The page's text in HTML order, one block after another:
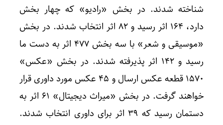
شناخته شدند. در بخش «رادیو» که چهار بخش
دارد، ۱۶۴ اثر رسید و ۸۲ اثر انتخاب شدند. در بخش
«موسیقی و شعر» با سه بخش ۴۷۷ اثر به دست ما
رسید و ۱۴۲ اثر پذیرفته شدند. در بخش «عکس»
۱۵۷۰ قطعه عکس ارسال و ۴۵ عکس مورد داوری قرار
خواهند گرفت. در بخش «میراث دیجیتال» ۶۱ اثر به
دستمان رسید که ۳۹ اثر برای داوری انتخاب شدند.